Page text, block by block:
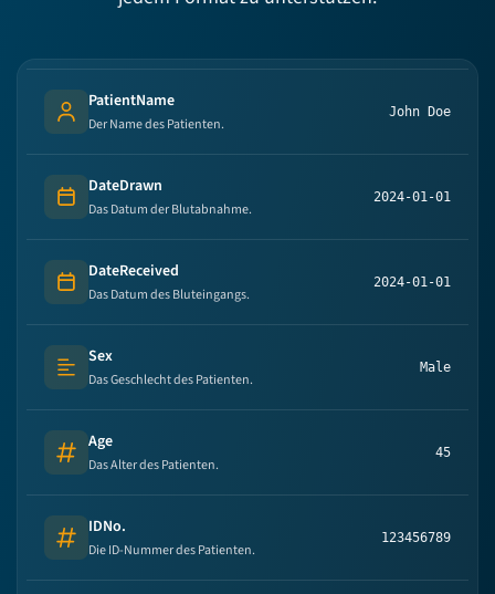
Person's name
PatientName
Der Name des Patienten.
John Doe
Date
DateDrawn
Das Datum der Blutabnahme.
2024-01-01
Date
DateReceived
Das Datum des Bluteingangs.
2024-01-01
Text (multi-lines)
Sex
Das Geschlecht des Patienten.
Male
Number
Age
Das Alter des Patienten.
45
Number
IDNo.
Die ID-Nummer des Patienten.
123456789